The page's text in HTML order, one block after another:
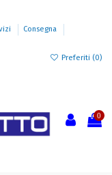
Consegna
Preferiti (0)
0